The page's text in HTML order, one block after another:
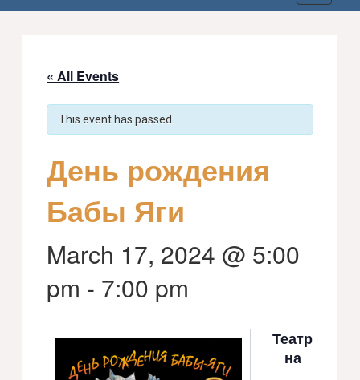
« All Events
This event has passed.
День рождения
Бабы Яги
March 17, 2024 @ 5:00
pm - 7:00 pm
Театр
на